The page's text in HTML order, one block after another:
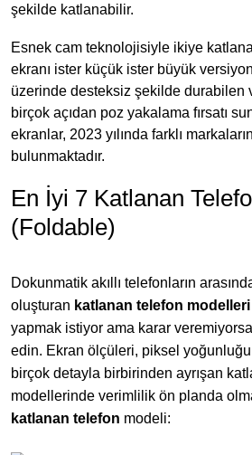
şekilde katlanabilir.
Esnek cam teknolojisiyle ikiye
ekranı ister küçük ister büyük
üzerinde desteksiz şekilde durabilen
birçok açıdan poz yakalama fırsatı
ekranlar, 2023 yılında farklı
bulunmaktadır.
En İyi 7 Katlanan
(Foldable)
Dokunmatik akıllı telefonların
oluşturan katlanan telefon modelleri
yapmak istiyor ama karar
edin. Ekran ölçüleri, piksel yoğunluğu
birçok detayla birbirinden ayrışan
modellerinde verimlilik ön planda
katlanan telefon modeli: